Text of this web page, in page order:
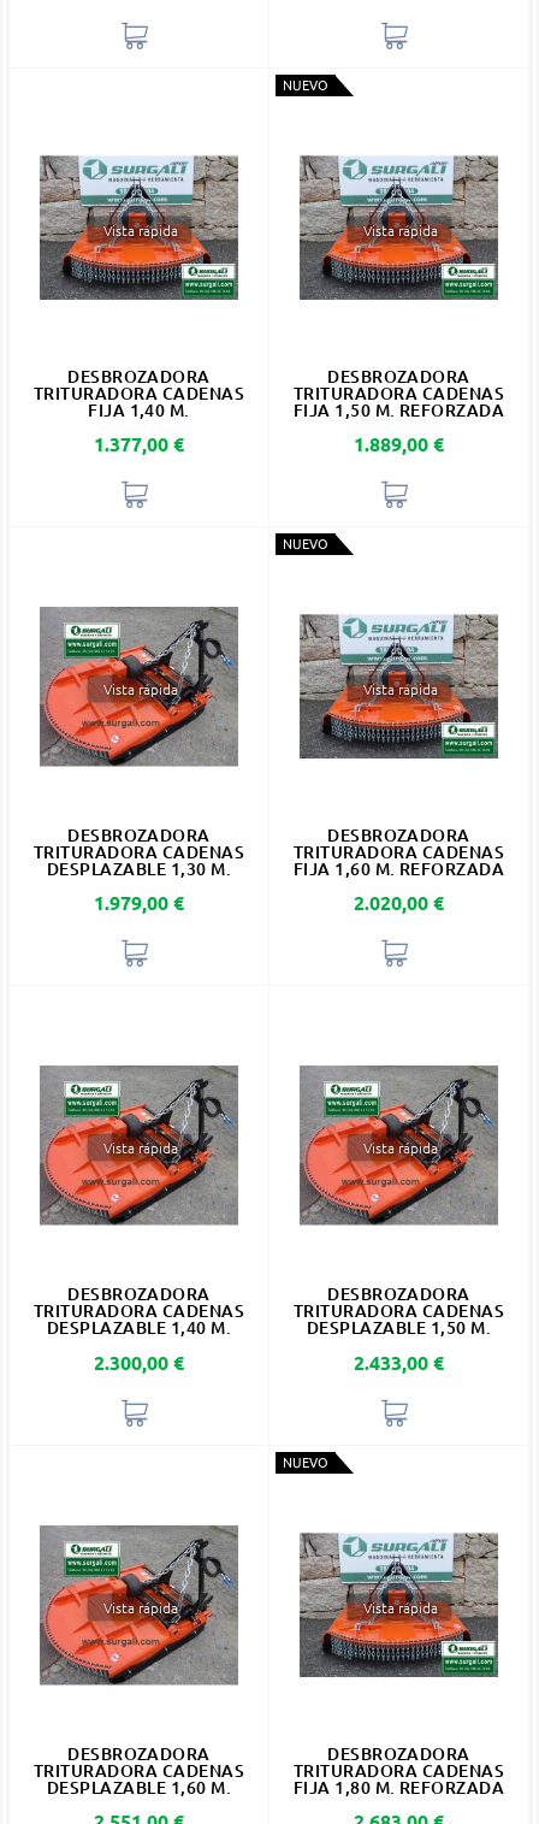
Vista rápida
DESBROZADORA
TRITURADORA CADENAS
FIJA 1,40 M.
Precio
1.377,00 €
NUEVO
Vista rápida
DESBROZADORA
TRITURADORA CADENAS
FIJA 1,50 M. REFORZADA
Precio
1.889,00 €
Vista rápida
DESBROZADORA
TRITURADORA CADENAS
DESPLAZABLE 1,30 M.
Precio
1.979,00 €
NUEVO
Vista rápida
DESBROZADORA
TRITURADORA CADENAS
FIJA 1,60 M. REFORZADA
Precio
2.020,00 €
Vista rápida
DESBROZADORA
TRITURADORA CADENAS
DESPLAZABLE 1,40 M.
Precio
2.300,00 €
Vista rápida
DESBROZADORA
TRITURADORA CADENAS
DESPLAZABLE 1,50 M.
Precio
2.433,00 €
Vista rápida
DESBROZADORA
TRITURADORA CADENAS
DESPLAZABLE 1,60 M.
NUEVO
Vista rápida
DESBROZADORA
TRITURADORA CADENAS
FIJA 1,80 M. REFORZADA